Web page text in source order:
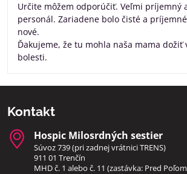
Určite môžem odporúčiť. Veľmi príjemný
personál. Zariadene bolo čisté a
nové.
Ďakujeme, že tu mohla naša mama dožiť
bolesti.
Kontakt
Hospic Milosrdných sestier
Súvoz 739 (pri zadnej vrátnici TRENS)
911 01 Trenčín
MHD č. 1 alebo č. 11 (zastávka: Pred